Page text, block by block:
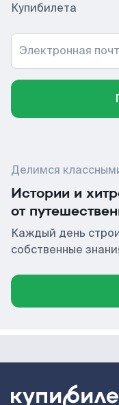
Купибилета
Электронная
Делимся
Истории и
от
Каждый день
собственные